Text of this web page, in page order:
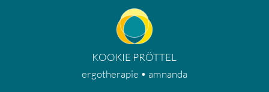
KOOKIE PRÖTTEL
ergotherapie • amnanda